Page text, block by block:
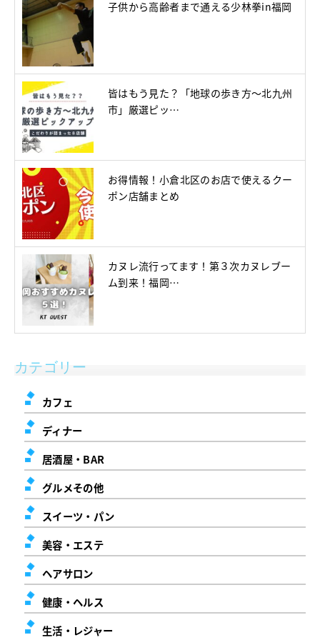
子供から高齢者まで通える少林拳in福岡
皆はもう見た？「地球の歩き方～北九州
市」厳選ピッ…
お得情報！小倉北区のお店で使えるクー
ポン店舗まとめ
カヌレ流行ってます！第３次カヌレブー
ム到来！福岡…
カテゴリー
カフェ
ディナー
居酒屋・BAR
グルメその他
スイーツ・パン
美容・エステ
ヘアサロン
健康・ヘルス
生活・レジャー